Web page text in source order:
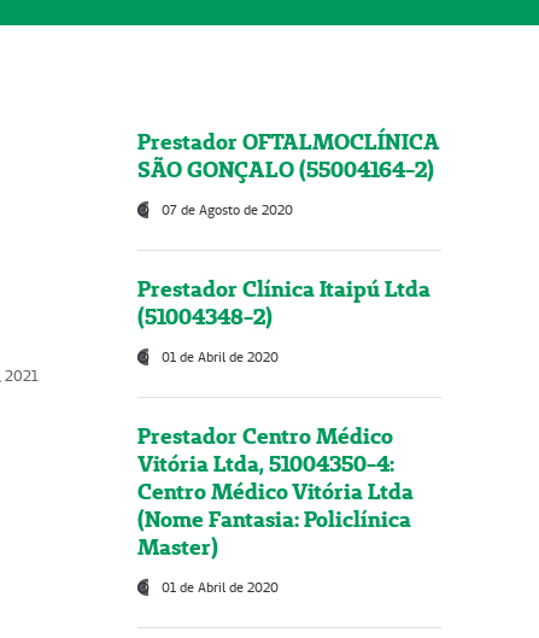
2021
Prestador OFTALMOCLÍNICA
SÃO GONÇALO (55004164-2)
07 de Agosto de 2020
Prestador Clínica Itaipú Ltda
(51004348-2)
01 de Abril de 2020
Prestador Centro Médico
Vitória Ltda, 51004350-4:
Centro Médico Vitória Ltda
(Nome Fantasia: Policlínica
Master)
01 de Abril de 2020